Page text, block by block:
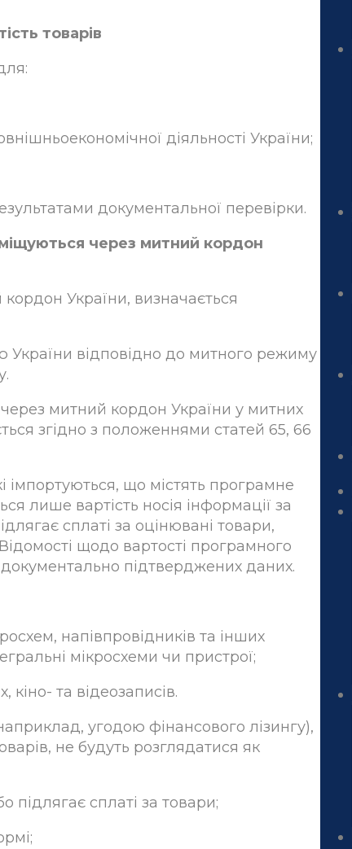
товарів
діяльності України;
документальної перевірки.
через митний кордон
України, визначається
України відповідно до митного режиму
митний кордон України у митних
згідно з положеннями статей 65, 66
імпортуються, що містять програмне
лише вартість носія інформації за
сплаті за оцінювані товари,
щодо вартості програмного
документально підтверджених даних.
напівпровідників та інших
мікросхеми чи пристрої;
кіно- та відеозаписів.
угодою фінансового лізингу),
не будуть розглядатися як
підлягає сплаті за товари;